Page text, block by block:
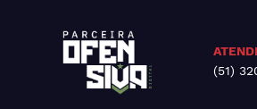
(51)